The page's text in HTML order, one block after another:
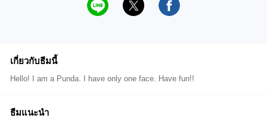
เกี่ยวกับธีมนี้
Hello! I am a Punda. I have only one face. Have fun!!
ธีมแนะนำ